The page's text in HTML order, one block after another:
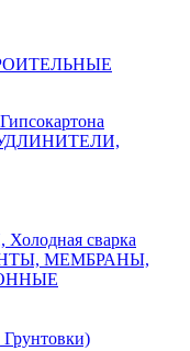
сварка
МЕМБРАНЫ,